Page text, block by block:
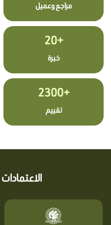
مراجع وعميل
+20
خبرة
+2300
تقييم